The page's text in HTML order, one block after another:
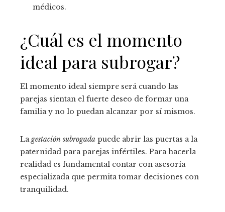
médicos.
¿Cuál es el momento
ideal para subrogar?
El momento ideal siempre será cuando las
parejas sientan el fuerte deseo de formar una
familia y no lo puedan alcanzar por sí mismos.
Lagestación subrogada puede abrir las puertas a la
paternidad para parejas infértiles. Para hacerla
realidad es fundamental contar con asesoría
especializada que permita tomar decisiones con
tranquilidad.